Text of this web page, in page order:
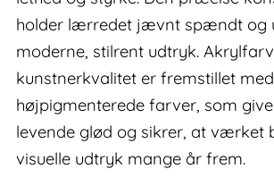
holder lærredet jævnt spændt og
moderne, stilrent udtryk.
kunstnerkvalitet er fremstillet med
højpigmenterede farver, som
levende glød og sikrer, at værket
visuelle udtryk mange år frem.